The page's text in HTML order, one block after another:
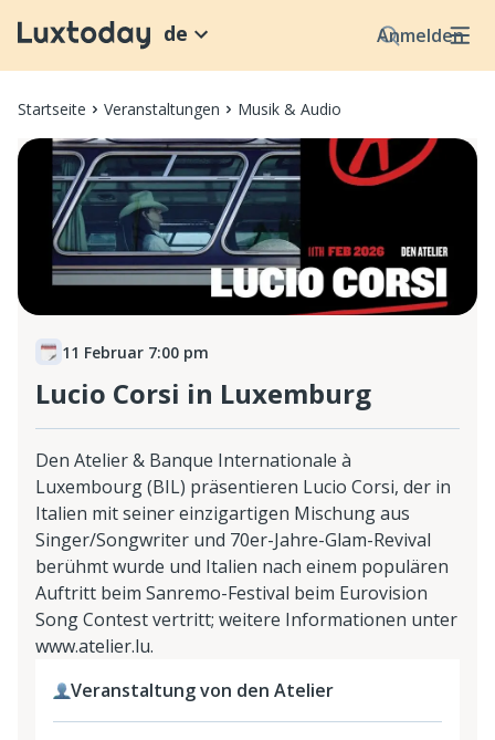
Anmelden
de
Startseite Veranstaltungen Musik & Audio
11 Februar 7:00 pm
Lucio Corsi in Luxemburg
Den Atelier & Banque Internationale à
Luxembourg (BIL) präsentieren Lucio Corsi, der in
Italien mit seiner einzigartigen Mischung aus
Singer/Songwriter und 70er-Jahre-Glam-Revival
berühmt wurde und Italien nach einem populären
Auftritt beim Sanremo-Festival beim Eurovision
Song Contest vertritt; weitere Informationen unter
www.atelier.lu.
Veranstaltung von den Atelier